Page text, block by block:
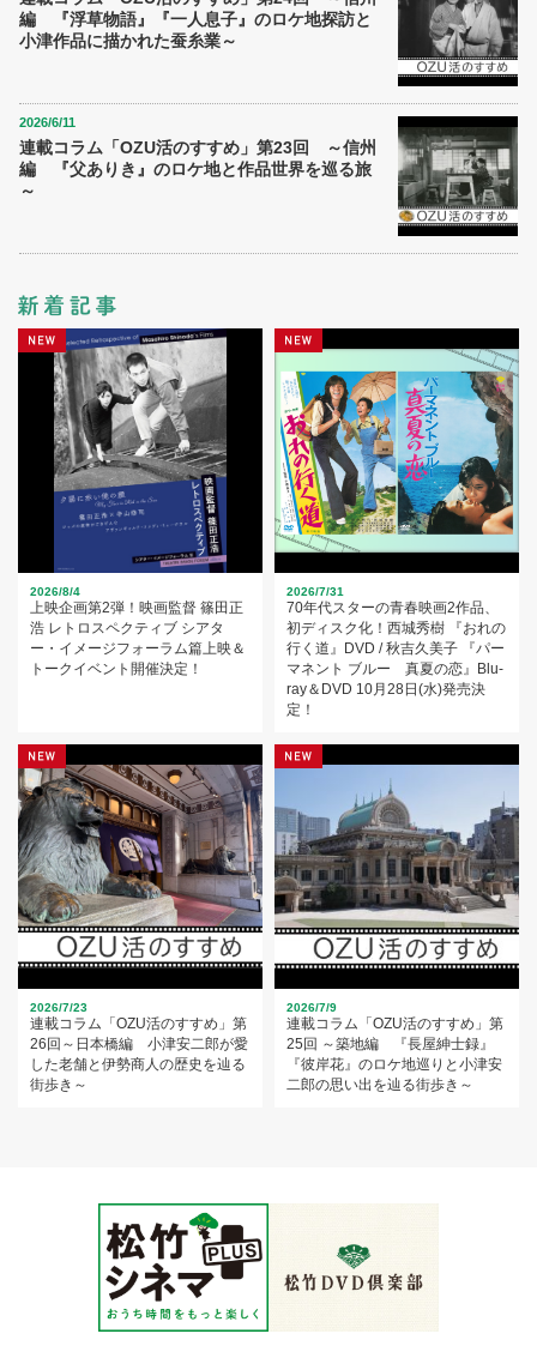
編 『浮草物語』『一人息子』のロケ地探訪と
小津作品に描かれた蚕糸業～
2026/6/11
連載コラム「OZU活のすすめ」第23回 ～信州
編 『父ありき』のロケ地と作品世界を巡る旅
～
2026/8/4
上映企画第2弾！映画監督 篠田正
浩 レトロスペクティブ シアタ
ー・イメージフォーラム篇上映＆
トークイベント開催決定！
2026/7/31
70年代スターの青春映画2作品、
初ディスク化！西城秀樹 『おれの
行く道』DVD / 秋吉久美子 『パー
マネント ブルー 真夏の恋』Blu-
ray＆DVD 10月28日(水)発売決
定！
2026/7/23
連載コラム「OZU活のすすめ」第
26回～日本橋編 小津安二郎が愛
した老舗と伊勢商人の歴史を辿る
街歩き～
2026/7/9
連載コラム「OZU活のすすめ」第
25回 ～築地編 『長屋紳士録』
『彼岸花』のロケ地巡りと小津安
二郎の思い出を辿る街歩き～